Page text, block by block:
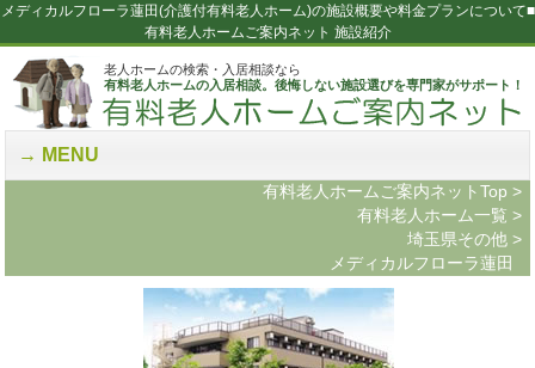
メディカルフローラ蓮田(介護付有料老人ホーム)の施設概要や料金プランについて■
有料老人ホームご案内ネット 施設紹介
老人ホームの検索・入居相談なら
有料老人ホームの入居相談。後悔しない施設選びを専門家がサポート！
MENU
有料老人ホームご案内ネットTop >
有料老人ホーム一覧 >
埼玉県その他 >
メディカルフローラ蓮田